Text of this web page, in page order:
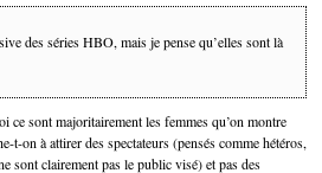
des séries HBO, mais je pense qu’elles sont là
ce sont majoritairement les femmes qu’on montre
t-on à attirer des spectateurs (pensés comme hétéros,
sont clairement pas le public visé) et pas des